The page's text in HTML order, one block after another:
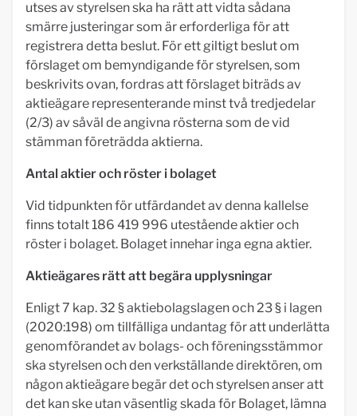
utses av styrelsen ska ha rätt att vidta sådana
smärre justeringar som är erforderliga för att
registrera detta beslut. För ett giltigt beslut om
förslaget om bemyndigande för styrelsen, som
beskrivits ovan, fordras att förslaget biträds av
aktieägare representerande minst två tredjedelar
(2/3) av såväl de angivna rösterna som de vid
stämman företrädda aktierna.
Antal aktier och röster i bolaget
Vid tidpunkten för utfärdandet av denna kallelse
finns totalt 186 419 996 utestående aktier och
röster i bolaget. Bolaget innehar inga egna aktier.
Aktieägares rätt att begära upplysningar
Enligt 7 kap. 32 § aktiebolagslagen och 23 § i lagen
(2020:198) om tillfälliga undantag för att underlätta
genomförandet av bolags- och föreningsstämmor
ska styrelsen och den verkställande direktören, om
någon aktieägare begär det och styrelsen anser att
det kan ske utan väsentlig skada för Bolaget, lämna